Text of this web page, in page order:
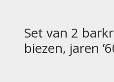
Set van 2
biezen, jaren